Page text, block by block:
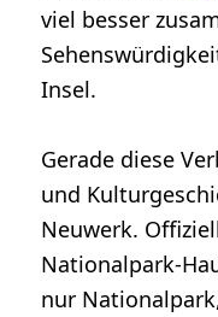
viel besser
Insel.
Gerade diese
und
Neuwerk.
Nationalpark-
nur